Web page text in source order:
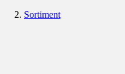
Sortiment